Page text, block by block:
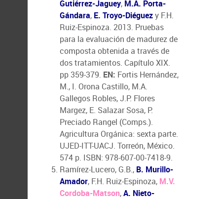
Gutiérrez-Jaguey, M.A. Porta-
Gándara, E. Troyo-Diéguezy F.H.
Ruiz-Espinoza. 2013. Pruebas
para la evaluación de madurez de
composta obtenida a través de
dos tratamientos. Capítulo XIX.
pp 359-379. EN: Fortis Hernández,
M., I. Orona Castillo, M.A.
Gallegos Robles, J.P. Flores
Margez, E. Salazar Sosa, P.
Preciado Rangel (Comps.).
Agricultura Orgánica: sexta parte.
UJED-ITT-UACJ. Torreón, México.
574 p. ISBN: 978-607-00-7418-9.
Ramírez-Lucero, G.B., B. Murillo-
Amador, F.H. Ruiz-Espinoza, M.V.
Cordoba-Matson,A. Nieto-